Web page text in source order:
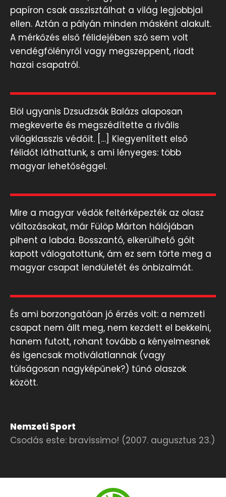
papíron csak asszisztálhat a világ legjobbjai
ellen. Aztán a pályán minden másként alakult.
A mérkőzés első félidejében szó sem volt
vendégfölényről vagy megszeppent, riadt
hazai csapatról.
Elöl ugyanis Dzsudzsák Balázs alaposan
megkeverte és megszédítette a rivális
világklasszis védőit. […] Kiegyenlített első
félidőt láthattunk, s ami lényeges: több
magyar lehetőséggel.
Mire a magyar védők feltérképezték az olasz
változásokat, már Fülöp Márton hálójában
pihent a labda. Bosszantó, elkerülhető gólt
kapott válogatottunk, ám ez sem törte meg a
magyar csapat lendületét és önbizalmát.
És ami borzongatóan jó érzés volt: a nemzeti
csapat nem állt meg, nem kezdett el bekkelni,
hanem futott, rohant tovább a kényelmesnek
és igencsak motiválatlannak (vagy
túlságosan nagyképűnek?) tűnő olaszok
között.
Nemzeti Sport
Csodás este: bravissimo! (2007. augusztus 23.)